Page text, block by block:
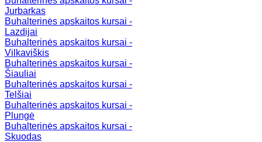
Jurbarkas
Buhalterinės apskaitos kursai -
Lazdijai
Buhalterinės apskaitos kursai -
Vilkaviškis
Buhalterinės apskaitos kursai -
Šiauliai
Buhalterinės apskaitos kursai -
Telšiai
Buhalterinės apskaitos kursai -
Plungė
Buhalterinės apskaitos kursai -
Skuodas